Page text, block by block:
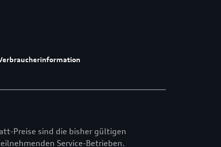
Preise sind die bisher gültigen
Service-Betrieben.